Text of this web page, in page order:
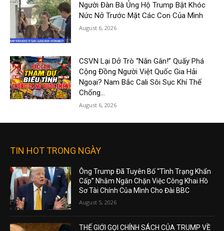
Người Đàn Bà Ủng Hộ Trump Bật Khóc
Nức Nở Trước Mặt Các Con Của Mình
August 6, 2026
CSVN Lại Dở Trò “Nắn Gân!” Quấy Phá
Cộng Đồng Người Việt Quốc Gia Hải
Ngoại? Nam Bắc Cali Sôi Sục Khí Thế
Chống...
August 6, 2026
TIN HOT TRONG NGÀY
Ông Trump Đã Tuyên Bố “Tình Trạng Khẩn
Cấp” Nhằm Ngăn Chặn Việc Công Khai Hồ
Sơ Tài Chính Của Mình Cho Đài BBC
August 5, 2026
THẾ GIỚI GỌI CHÍNH SÁCH CỦA TRUMP VỀ